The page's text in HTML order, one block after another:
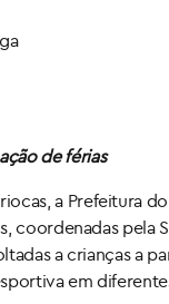
de férias
a Prefeitura
coordenadas
a crianças a
em